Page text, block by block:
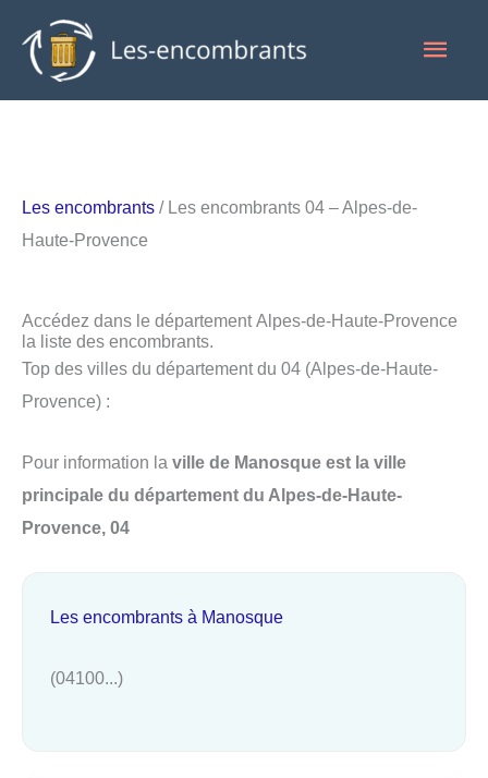
contenu
Les encombrants / Les encombrants 04 – Alpes-de-
Haute-Provence
Accédez dans le département Alpes-de-Haute-Provence
la liste des encombrants.
Top des villes du département du 04 (Alpes-de-Haute-
Provence) :
Pour information la ville de Manosque est la ville
principale du département du Alpes-de-Haute-
Provence, 04
Les encombrants à Manosque
(04100...)